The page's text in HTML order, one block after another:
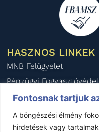
Fontosnak tartjuk
A böngészési élmény
hirdetések vagy
HASZNOS LINKEK
MNB Felügyelet
Pénzügyi
Pénzügyi Békéltető
Magyar Biztosítók
BIPAR